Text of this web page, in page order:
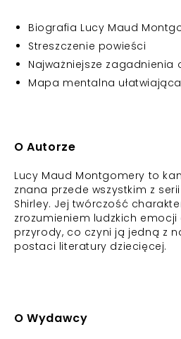
Biografia Lucy Maud
Streszczenie powieści
Najważniejsze
Mapa mentalna
O Autorze
Lucy Maud Montgomery to
znana przede wszystkim z
Shirley. Jej twórczość
zrozumieniem ludzkich emocji
przyrody, co czyni ją jedną z
postaci literatury dziecięcej.
O Wydawcy